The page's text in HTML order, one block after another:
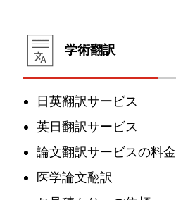
学術翻訳
日英翻訳サービス
英日翻訳サービス
論文翻訳サービスの料金
医学論文翻訳